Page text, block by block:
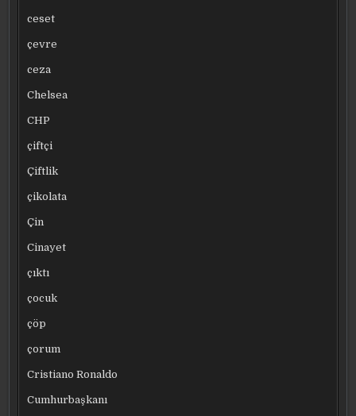
ceset
çevre
ceza
Chelsea
CHP
çiftçi
Çiftlik
çikolata
Çin
Cinayet
çıktı
çocuk
çöp
çorum
Cristiano Ronaldo
Cumhurbaşkanı